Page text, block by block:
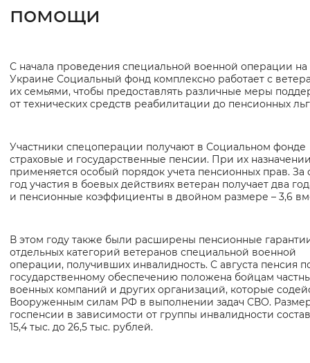
Синий фон
Изображения
Звуковой ассистент
Воспроизвести Остановить
Вернуть стандартные настройки
помощи
Основная
информация
С начала проведения специальной военной операции на
Украине Социальный фонд комплексно работает с
их семьями, чтобы предоставлять различные меры
от технических средств реабилитации до пенсионных
Участники спецоперации получают в Социальном фонде
страховые и государственные пенсии. При их
применяется особый порядок учета пенсионных прав. За
год участия в боевых действиях ветеран получает два
и пенсионные коэффициенты в двойном размере – 3,6
В этом году также были расширены пенсионные
отдельных категорий ветеранов специальной военной
операции, получивших инвалидность. С августа пенсия
государственному обеспечению положена бойцам
военных компаний и других организаций, которые
Вооруженным силам РФ в выполнении задач СВО.
госпенсии в зависимости от группы инвалидности
15,4 тыс. до 26,5 тыс. рублей.